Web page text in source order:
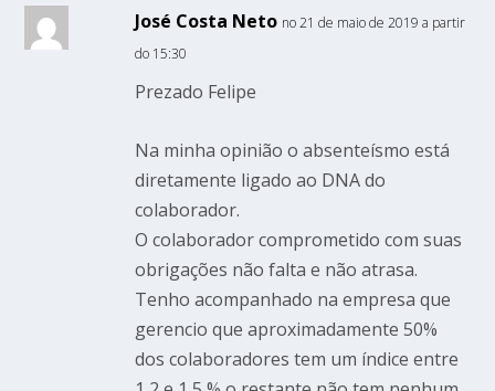
José Costa Neto no 21 de maio de 2019 a partir
do 15:30
Prezado Felipe
Na minha opinião o absenteísmo está
diretamente ligado ao DNA do
colaborador.
O colaborador comprometido com suas
obrigações não falta e não atrasa.
Tenho acompanhado na empresa que
gerencio que aproximadamente 50%
dos colaboradores tem um índice entre